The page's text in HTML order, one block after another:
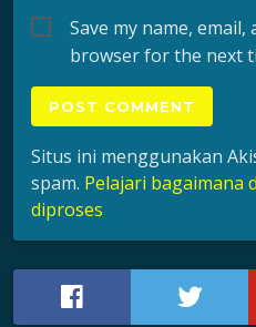
Save my name,
browser for the next
Situs ini menggunakan
spam. Pelajari bagaimana
diproses